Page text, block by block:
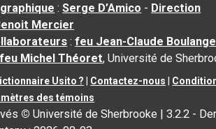
:Serge D’Amico - Direction
Mercier
:feu Jean-Claude
feu Michel Théoret, Université de
Usito ? Contactez-nous
des témoins
© Université de Sherbrooke |3.2.2 -